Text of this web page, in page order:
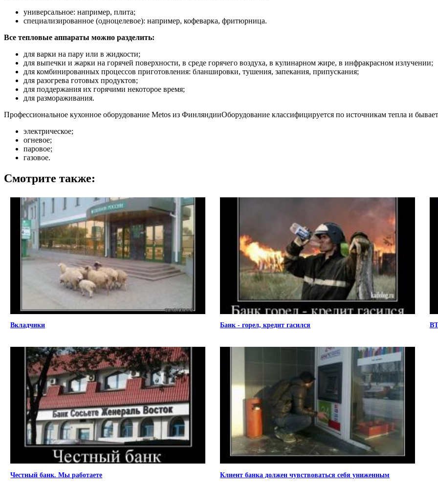
универсальное: например, плита;
специализированное (одноцелевое): например, кофеварка, фритюрница.
Все тепловые аппараты можно разделить:
для варки на пару или в жидкости;
для выпечки и жарки на горячей поверхности, в среде горячего воздуха, в кулинарном жире, в инфракрасном излучении;
для комбинированных процессов приготовления: бланшировки, тушения, запекания, припускания;
для разогрева готовых продуктов;
для поддержания их горячими некоторое время;
для размораживания.
Профессиональное кухонное оборудование Metos из ФинляндииОборудование классифицируется по источникам тепла и
электрическое;
огневое;
паровое;
газовое.
Смотрите также:
Вкладчики Банк - горел, кредит гасился
Честный банк. Мы работаете Клиент банка должен чувствоваться себя униженным